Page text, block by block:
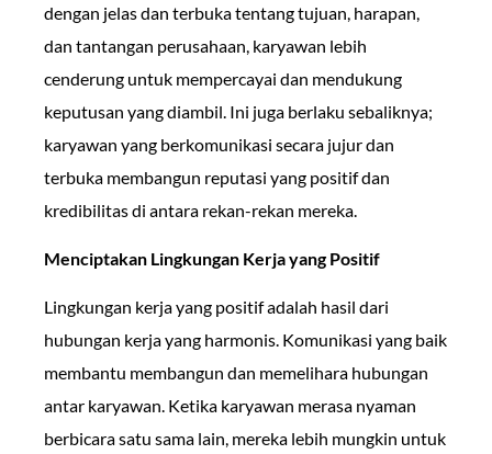
dengan jelas dan terbuka tentang tujuan, harapan,
dan tantangan perusahaan, karyawan lebih
cenderung untuk mempercayai dan mendukung
keputusan yang diambil. Ini juga berlaku sebaliknya;
karyawan yang berkomunikasi secara jujur dan
terbuka membangun reputasi yang positif dan
kredibilitas di antara rekan-rekan mereka.
Menciptakan Lingkungan Kerja yang Positif
Lingkungan kerja yang positif adalah hasil dari
hubungan kerja yang harmonis. Komunikasi yang baik
membantu membangun dan memelihara hubungan
antar karyawan. Ketika karyawan merasa nyaman
berbicara satu sama lain, mereka lebih mungkin untuk